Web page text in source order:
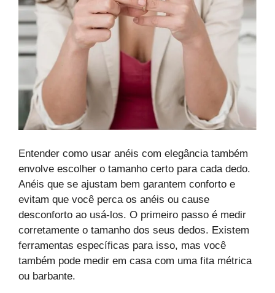
Entender como usar anéis com elegância também
envolve escolher o tamanho certo para cada dedo.
Anéis que se ajustam bem garantem conforto e
evitam que você perca os anéis ou cause
desconforto ao usá-los. O primeiro passo é medir
corretamente o tamanho dos seus dedos. Existem
ferramentas específicas para isso, mas você
também pode medir em casa com uma fita métrica
ou barbante.